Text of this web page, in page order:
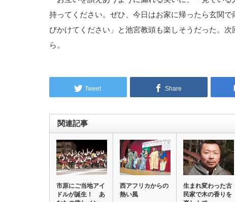
持ってください。ぜひ、今日はお家に帰ったら玄関
びかけてください」と池宮教頭も楽しそうだった。
ら。
Tweet Share
関連記事
市原にご当地アイ
ドルが誕生！ あ
西アフリカからの
熱い風
生まれ変わった古
民家で木の香りを